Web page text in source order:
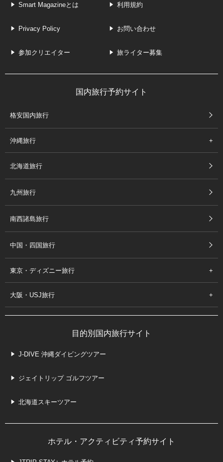
Smart Magazineとは 利用規約
Privacy Policy お問い合わせ
参加クリエイター 旅ライター募集
国内旅行予約サイト
格安国内旅行
沖縄旅行
北海道旅行
九州旅行
南西諸島旅行
中国・四国旅行
東京・ディズニー旅行
大阪・USJ旅行
目的別国内旅行サイト
J-DIVE 沖縄ダイビングツアー
ジェイトリップ ゴルフツアー
北海道スキーツアー
ホテル・アクティビティ予約サイト